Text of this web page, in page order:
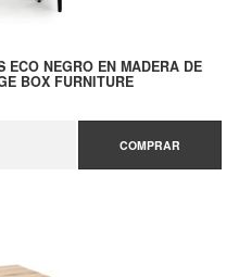
ECO NEGRO EN MADERA DE
BOX FURNITURE
COMPRAR